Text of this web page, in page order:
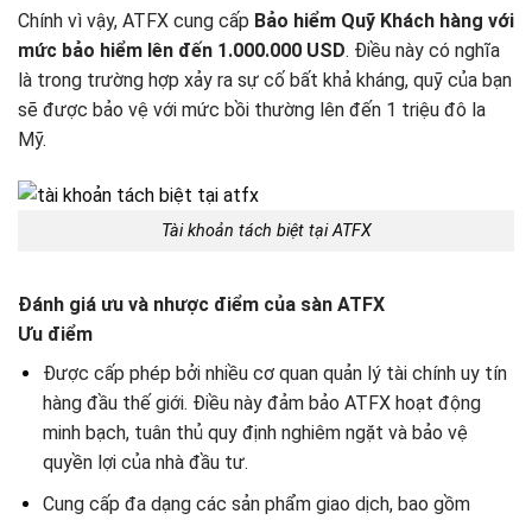
Chính vì vậy, ATFX cung cấp Bảo hiểm Quỹ Khách hàng với
mức bảo hiểm lên đến 1.000.000 USD. Điều này có nghĩa
là trong trường hợp xảy ra sự cố bất khả kháng, quỹ của bạn
sẽ được bảo vệ với mức bồi thường lên đến 1 triệu đô la
Mỹ.
Tài khoản tách biệt tại ATFX
Đánh giá ưu và nhược điểm của sàn ATFX
Ưu điểm
Được cấp phép bởi nhiều cơ quan quản lý tài chính uy tín
hàng đầu thế giới. Điều này đảm bảo ATFX hoạt động
minh bạch, tuân thủ quy định nghiêm ngặt và bảo vệ
quyền lợi của nhà đầu tư.
Cung cấp đa dạng các sản phẩm giao dịch, bao gồm